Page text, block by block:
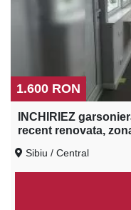
1.600 RON
INCHIRIEZ
recent renovata,
Sibiu / Central